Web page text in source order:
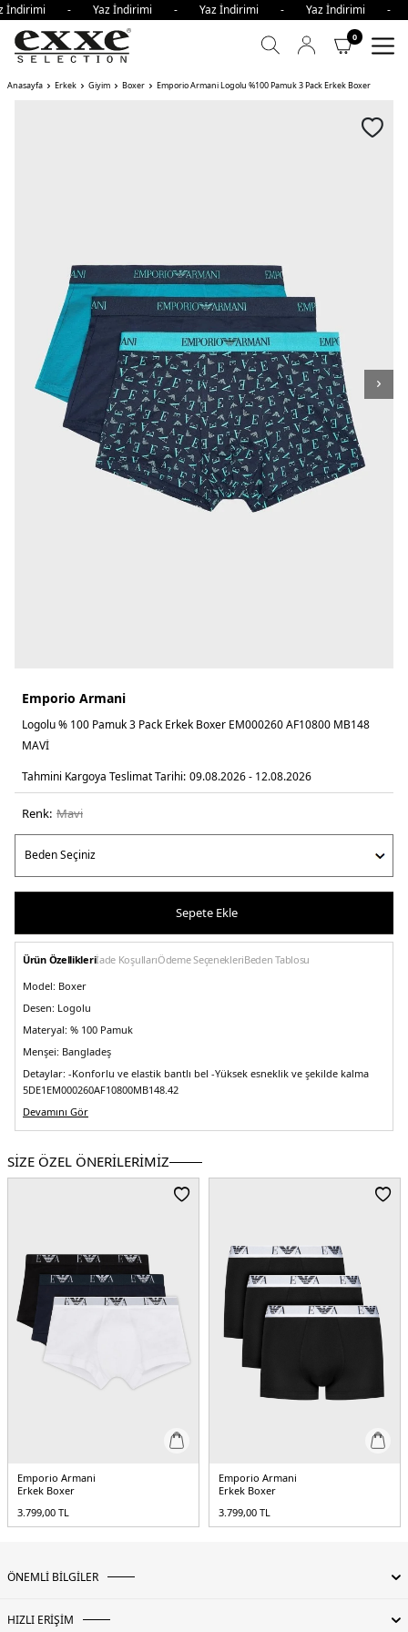
- Yaz İndirimi - Yaz İndirimi - Yaz
0
Anasayfa Erkek Giyim Boxer Emporio Armani Logolu %100 Pamuk 3 Pack Erkek Boxer
Emporio Armani
Logolu % 100 Pamuk 3 Pack Erkek Boxer EM000260 AF10800 MB148
MAVİ
Tahmini Kargoya Teslimat Tarihi: 09.08.2026 - 12.08.2026
Renk: mavi̇
Sepete Ekle
Ürün Özellikleriİade KoşullarıÖdeme SeçenekleriBeden Tablosu
Model: Boxer
Desen: Logolu
Materyal: % 100 Pamuk
Menşei: Bangladeş
Detaylar: -Konforlu ve elastik bantlı bel -Yüksek esneklik ve şekilde kalma
5DE1EM000260AF10800MB148.42
Devamını Gör
SİZE ÖZEL ÖNERİLERİMİZ
Emporio Armani
Erkek Boxer
3.799,00 TL
Emporio Armani
Erkek Boxer
3.799,00 TL
ÖNEMLİ BİLGİLER
HIZLI ERİŞİM